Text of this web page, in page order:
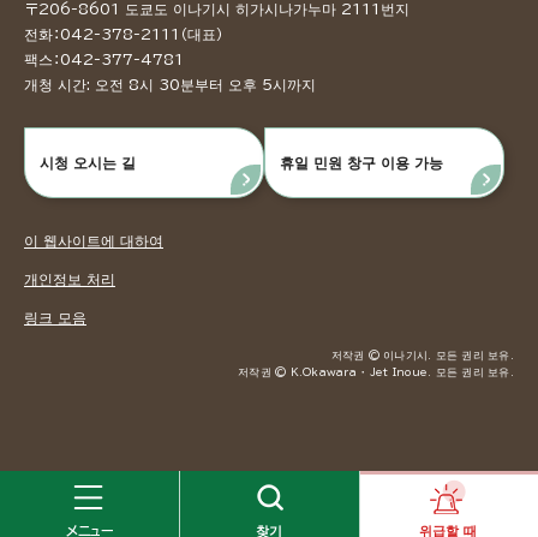
メニュー 위급할 때
찾기
〒206-8601 도쿄도 이나기시 히가시나가누마 2111번지
전화：042-378-2111（대표）
팩스：042-377-4781
개청 시간: 오전 8시 30분부터 오후 5시까지
시청 오시는 길 휴일 민원 창구 이용 가능
이 웹사이트에 대하여
개인정보 처리
링크 모음
저작권 © 이나기시. 모든 권리 보유.
저작권 © K.Okawara ・ Jet Inoue. 모든 권리 보유.